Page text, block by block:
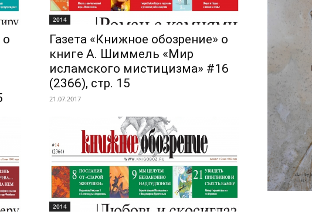
о
2014
Газета «Книжное обозрение» о
книге А. Шиммель «Мир
исламского мистицизма» #16
(2366), стр. 15
21.07.2017
2014